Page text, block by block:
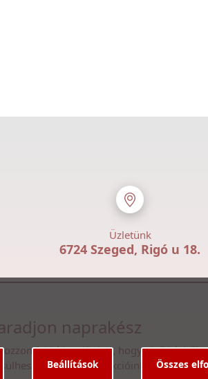
Üzletünk
6724 Szeged, Rigó u 18.
naprakész
fel hírlevelünkre, hogy első kézből
legfrissebb akcióinkról
Beállítások Összes